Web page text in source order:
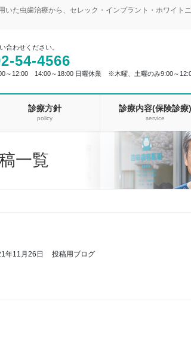
た虫歯治療から、セレック・インプラント・ホワイト
合わせください。
54-4566
～12:00 14:00～18:00 日曜休業 ※木曜、土曜のみ9:00～
診療方針
policy
診療内容(保険診療)
service
一覧
年11月26日 投稿用ブログ